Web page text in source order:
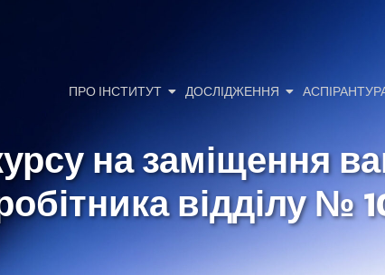
ПРО ІНСТИТУТ ДОСЛІДЖЕННЯ
на заміщення
відділу №